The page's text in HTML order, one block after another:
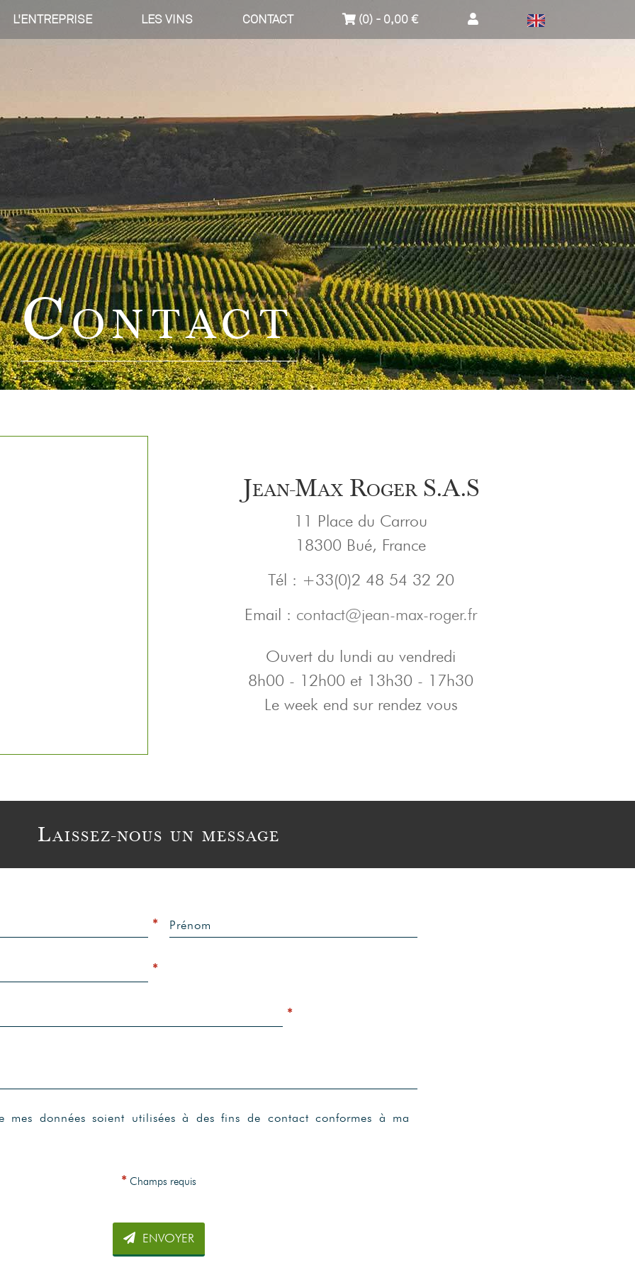
L'ENTREPRISE LES VINS CONTACT (0) - 0,00 €
Contact
Jean-Max Roger S.A.S
11 Place du Carrou
18300 Bué, France
Tél : +33(0)2 48 54 32 20
Email : contact@jean-max-roger.fr
Ouvert du lundi au vendredi
8h00 - 12h00 et 13h30 - 17h30
Le week end sur rendez vous
Laissez-nous un message
* Prénom
*
*
mes données soient utilisées à des fins de contact conformes à ma
* Champs requis
ENVOYER